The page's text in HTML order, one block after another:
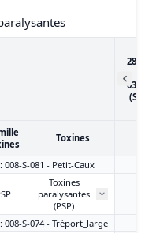
28/03/
03/04/
Toxines
S-081 - Petit-Caux
Toxines
paralysantes
(PSP)
008-S-074 - Tréport_large